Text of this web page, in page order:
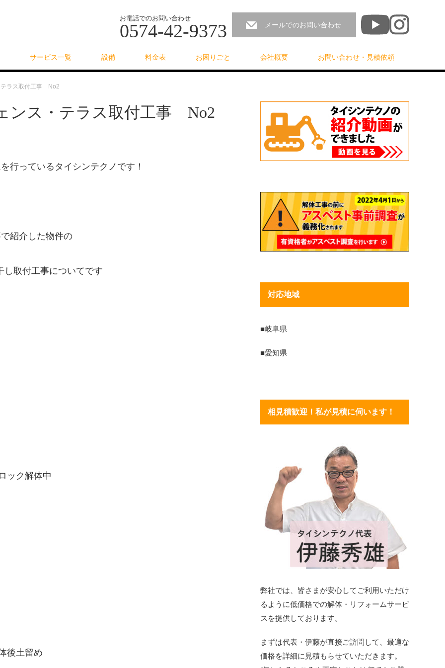
お電話でのお問い合わせ
0574-42-9373 メールでのお問い合わせ
サービス一覧 設備 料金表 お困りごと 会社概要 お問い合わせ・見積依頼
テラス取付工事 No2
ンス・テラス取付工事 No2
行っているタイシンテクノです！
紹介した物件の
し取付工事についてです
解体中
留め
対応地域
■岐阜県
■愛知県
相見積歓迎！私が見積に伺います！
弊社では、皆さまが安心してご利用いただけ
るように低価格での解体・リフォームサービ
スを提供しております。
まずは代表・伊藤が直接ご訪問して、最適な
価格を詳細に見積もらせていただきます。